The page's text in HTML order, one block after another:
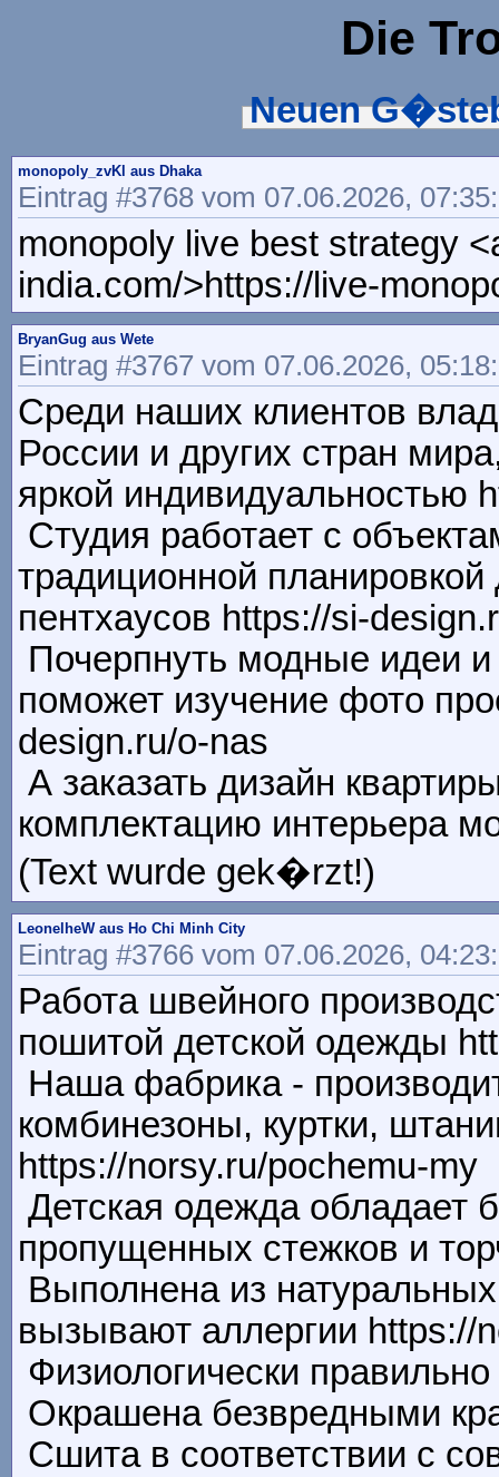
Die
Neuen
monopoly_zvKl aus Dhaka
Eintrag #3768 vom 07.06.2026,
monopoly live best strategy
india.com/>https://live-
BryanGug aus Wete
Eintrag #3767 vom 07.06.2026,
Среди наших клиентов
России и других стран
яркой индивидуальностью
Студия работает с
традиционной
пентхаусов https://si-
Почерпнуть модные идеи
поможет изучение фото
design.ru/o-nas
А заказать дизайн
комплектацию интерьера
(Text wurde gek�rzt!)
LeonelheW aus Ho Chi Minh City
Eintrag #3766 vom 07.06.2026,
Работа швейного
пошитой детской одежды
Наша фабрика -
комбинезоны, куртки,
https://norsy.ru/pochemu-my
Детская одежда обладает
пропущенных стежков и
Выполнена из
вызывают аллергии https://
Физиологически
Окрашена безвредными
Сшита в соответствии с